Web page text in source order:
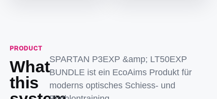
PRODUCT
What
this
SPARTAN P3EXP &amp; LT50EXP
BUNDLE ist ein EcoAims Produkt für
moderns optisches Schiess- und